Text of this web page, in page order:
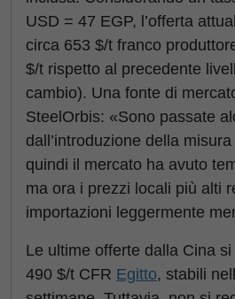
USD = 47 EGP, l’offerta
circa 653 $/t franco
$/t rispetto al precedente
cambio). Una fonte di
SteelOrbis: «Sono passate
dall’introduzione della
quindi il mercato ha avuto
ma ora i prezzi locali più alti
importazioni leggermente
Le ultime offerte dalla Cina
490 $/t CFR Egitto, stabili